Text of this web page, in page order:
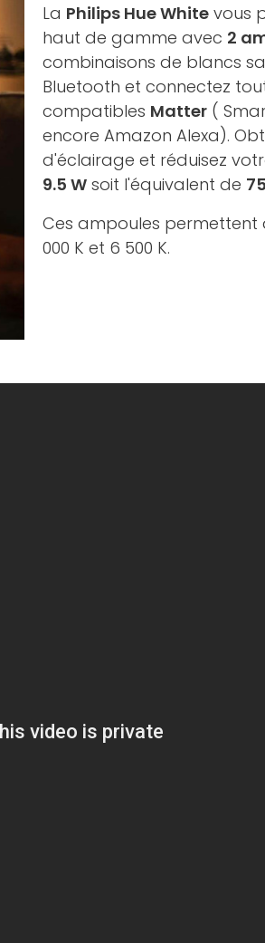
La Philips Hue White vous
haut de gamme avec 2
combinaisons de blancs
Bluetooth et connectez
compatibles Matter (
encore Amazon Alexa).
d'éclairage et réduisez
9.5 W soit l'équivalent de
Ces ampoules
000 K et 6 500 K.